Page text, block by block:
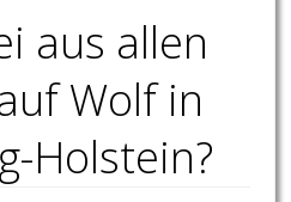
aus allen
Wolf in
Holstein?